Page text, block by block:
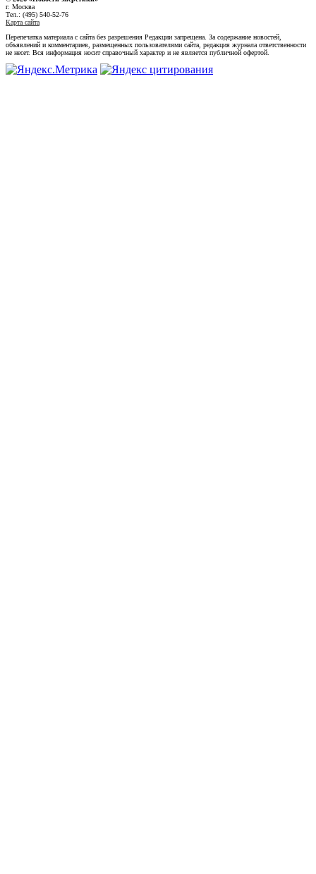
г. Москва
Тел.: (495) 540-52-76
Карта сайта
Перепечатка материала с сайта без разрешения Редакции запрещена. За содержание новостей,
объявлений и комментариев, размещенных пользователями сайта, редакция журнала ответственности
не несет. Вся информация носит справочный характер и не является публичной офертой.